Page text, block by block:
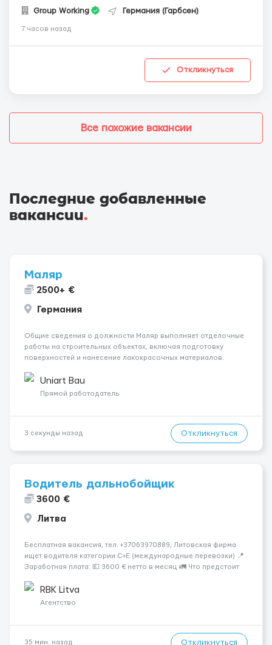
Group Working Германия (Гарбсен)
7 часов назад
Откликнуться
Все похожие вакансии
Последние добавленные
вакансии.
Маляр
2500+ €
Германия
Общие сведения о должности Маляр выполняет отделочные
работы на строительных объектах, включая подготовку
поверхностей и нанесение лакокрасочных материалов.
профессионалов на месте, приглашения делаем только для
профессионалов с доказательным портф...
Uniart Bau
Прямой работодатель
3 секунды назад Откликнуться
Водитель дальнобойщик
3600 €
Литва
Бесплатная вакансия, тел. +37063970889, Литовская фирма
ищет водителя категории C+E (международные перевозки) 📍
Заработная плата: 💶 3600 € нетто в месяц 🚛 Что предстоит
рефрижераторах. В среднем 400–500 км в день. Погрузки и
разгрузки ...
RBK Litva
Агентство
35 мин. назад Откликнуться